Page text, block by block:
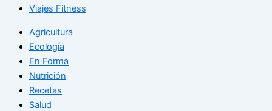
Viajes Fitness
Agricultura
Ecología
En Forma
Nutrición
Recetas
Salud